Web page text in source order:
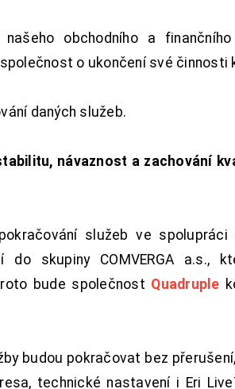
obchodního a
o ukončení své činnosti
daných služeb.
návaznost a zachování
služeb ve spolupráci
do skupiny COMVERGA a.s.,
bude společnost Quadruple
budou pokračovat bez
technické nastavení i Eri